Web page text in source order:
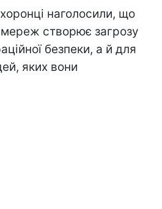
наголосили, що
мереж створює загрозу
безпеки, а й для
яких вони